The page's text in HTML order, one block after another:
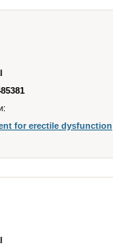
for erectile dysfunction